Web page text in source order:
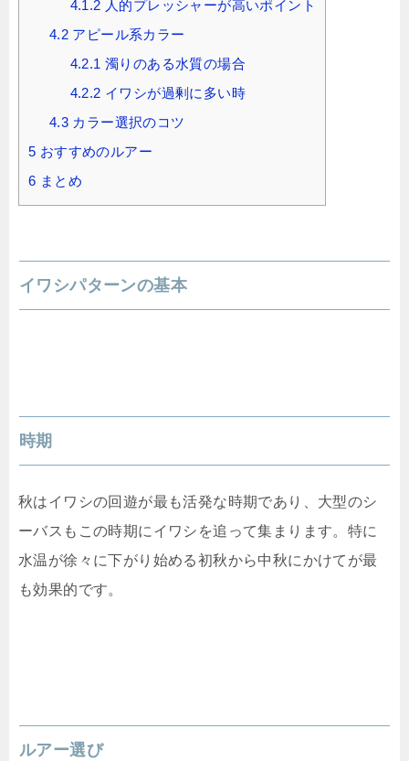
4.1.2 人的プレッシャーが高いポイント
4.2 アピール系カラー
4.2.1 濁りのある水質の場合
4.2.2 イワシが過剰に多い時
4.3 カラー選択のコツ
5 おすすめのルアー
6 まとめ
イワシパターンの基本
時期
秋はイワシの回遊が最も活発な時期であり、大型のシ
ーバスもこの時期にイワシを追って集まります。特に
水温が徐々に下がり始める初秋から中秋にかけてが最
も効果的です。
ルアー選び